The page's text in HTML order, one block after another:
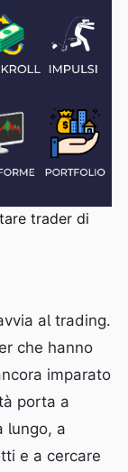
trader di
al trading.
che hanno
imparato
porta a
lungo, a
e a cercare